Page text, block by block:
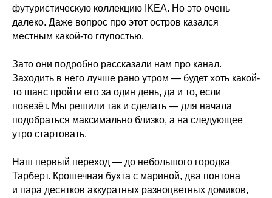
футуристическую коллекцию IKEA. Но это очень
далеко. Даже вопрос про этот остров казался
местным какой-то глупостью.
Зато они подробно рассказали нам про канал.
Заходить в него лучше рано утром — будет хоть какой-
то шанс пройти его за один день, да и то, если
повезёт. Мы решили так и сделать — для начала
подобраться максимально близко, а на следующее
утро стартовать.
Наш первый переход — до небольшого городка
Тарберт. Крошечная бухта с мариной, два понтона
и пара десятков аккуратных разноцветных домиков,